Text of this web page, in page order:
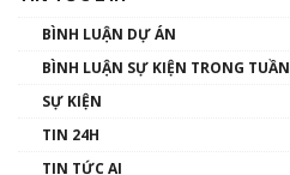
BÌNH LUẬN DỰ ÁN
BÌNH LUẬN SỰ KIỆN TRONG TUẦN
SỰ KIỆN
TIN 24H
TIN TỨC AI